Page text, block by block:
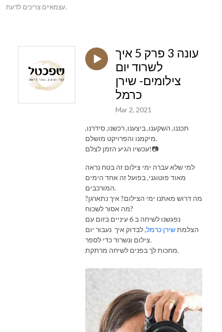
עצמאיים צריכים לדעת.
עונה 3 פרק 5 איך
לשרוד יום
צילומים- שירן
כרמל
Mar 2, 2021
תכננו, השקענו, ביצענו, רכשנו, סידרנו,
מיקמנו והפרויקט מושלם.
עכשיו הגיע הזמן לצלם!📷
למי שלא עברה ימי צילום זה בטח נראה
מאוד פוטוגני, בפועל זה אחד הימים
המורכבים.
מה דרוש מאתנו ימי הצילום? איך נתארגן?
מה אסור לשכוח?
נפגשנו לשיחה ב 6 עיניים בזום עם
הצלמתשירן כרמל, לבדוק איך נעבור יום
צילום ונשרוד כדי לספר.
מחכות לך בפנים לשיחה מרתקת.